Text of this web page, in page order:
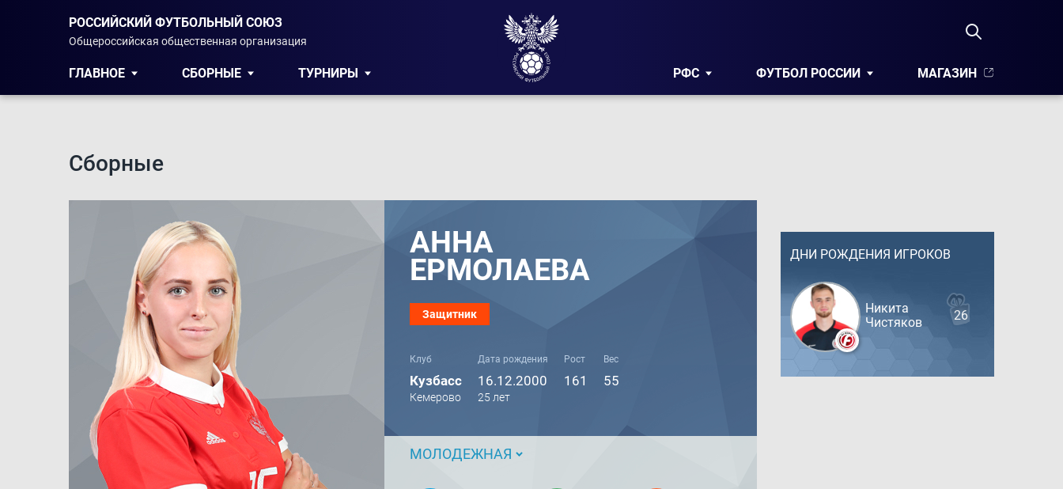
РОССИЙСКИЙ ФУТБОЛЬНЫЙ СОЮЗ
Общероссийская общественная организация
ГЛАВНОЕ СБОРНЫЕ ТУРНИРЫ РФС ФУТБОЛ РОССИИ МАГАЗИН
Сборные
АННА
ЕРМОЛАЕВА
Защитник
Клуб
Кузбасс
Кемерово
Дата рождения
16.12.2000
25 лет
Рост
161
Вес
55
МОЛОДЕЖНАЯ
ДНИ РОЖДЕНИЯ ИГРОКОВ
Никита
Чистяков
26